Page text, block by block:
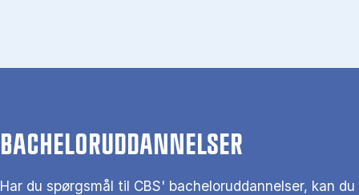
BACHELORUDDANNELSER
Har du spørgsmål til CBS' bacheloruddannelser, kan du